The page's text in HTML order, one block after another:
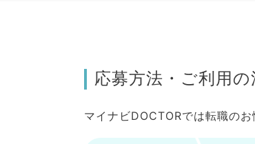
応募方法・ご利用の
マイナビDOCTORでは転職の